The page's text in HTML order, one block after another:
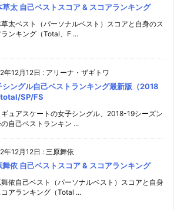
草太 自己ベストスコア & スコアランキング
草太ベスト（パーソナルベスト）スコアと自身のス
ランキング（Total、F ...
年12月12日 : アリーナ・ザギトワ
シングル自己ベストランキング最新版（2018
SP/FS
ギュアスケートの女子シングル、2018-19シーズン
の自己ベストランキン ...
年12月12日 : 三原舞依
舞依 自己ベストスコア & スコアランキング
依自己ベスト（パーソナルベスト）スコアと自身
アランキング（Total ...